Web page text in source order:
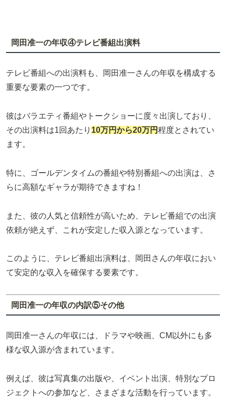
岡田准一の年収④テレビ番組出演料
テレビ番組への出演料も、岡田准一さんの年収を構成する
重要な要素の一つです。
彼はバラエティ番組やトークショーに度々出演しており、
その出演料は1回あたり 10万円から20万円程度とされてい
ます。
特に、ゴールデンタイムの番組や特別番組への出演は、さ
らに高額なギャラが期待できますね！
また、彼の人気と信頼性が高いため、テレビ番組での出演
依頼が絶えず、これが安定した収入源となっています。
このように、テレビ番組出演料は、岡田さんの年収におい
て安定的な収入を確保する要素です。
岡田准一の年収の内訳⑤その他
岡田准一さんの年収には、ドラマや映画、CM以外にも多
様な収入源が含まれています。
例えば、彼は写真集の出版や、イベント出演、特別なプロ
ジェクトへの参加など、さまざまな活動を行っています。